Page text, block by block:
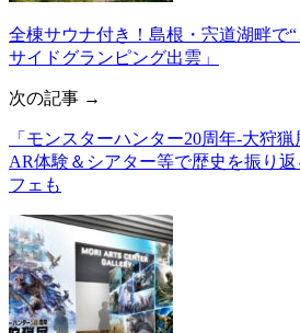
全棟サウナ付き！島根・宍道湖畔で
サイドグランピング出雲」
次の記事 →
「モンスターハンター20周年-大狩
AR体験＆シアター等で歴史を振り
フェも